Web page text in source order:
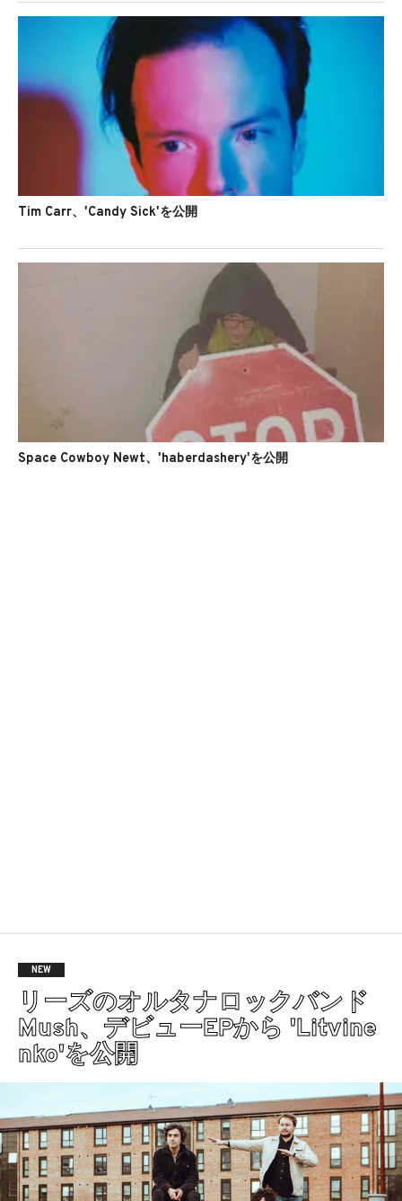
Tim Carr、'Candy Sick'を公開
Space Cowboy Newt、'haberdashery'を公開
NEW
リーズのオルタナロックバンド
Mush、デビューEPから 'Litvine
nko'を公開